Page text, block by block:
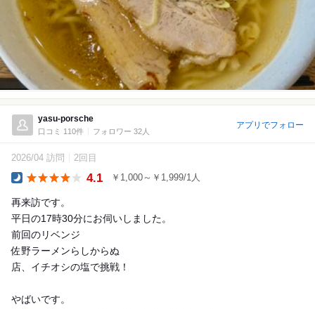
yasu-porsche
口コミ 110件 フォロワー 32人
アプリでフォロー
2026/04 訪問 2回目
4.1 ￥1,000～￥1,999/1人
再来訪です。
平日の17時30分にお伺いしました。
前回のリベンジ
佐野ラーメンらしからぬ
店、イチオシの塩で挑戦！
やばいです。